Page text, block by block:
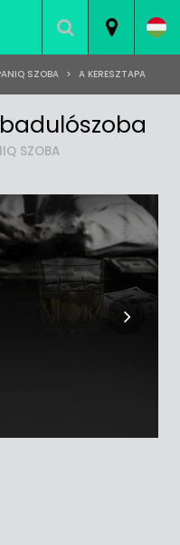
SZOBA > A KERESZTAPA
SZOBA